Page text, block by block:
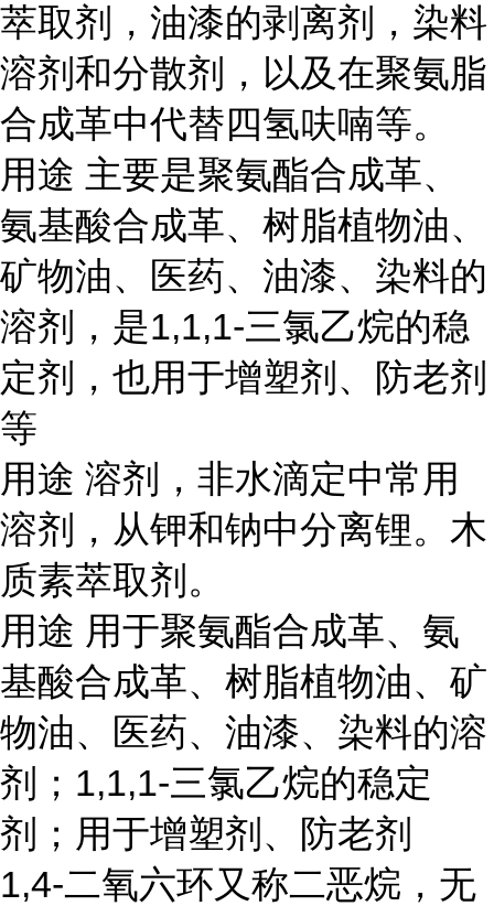
萃取剂，油漆的剥离剂，染料
溶剂和分散剂，以及在聚氨脂
合成革中代替四氢呋喃等。
用途 主要是聚氨酯合成革、
氨基酸合成革、树脂植物油、
矿物油、医药、油漆、染料的
溶剂，是1,1,1-三氯乙烷的稳
定剂，也用于增塑剂、防老剂
等
用途 溶剂，非水滴定中常用
溶剂，从钾和钠中分离锂。木
质素萃取剂。
用途 用于聚氨酯合成革、氨
基酸合成革、树脂植物油、矿
物油、医药、油漆、染料的溶
剂；1,1,1-三氯乙烷的稳定
剂；用于增塑剂、防老剂
1,4-二氧六环又称二恶烷，无